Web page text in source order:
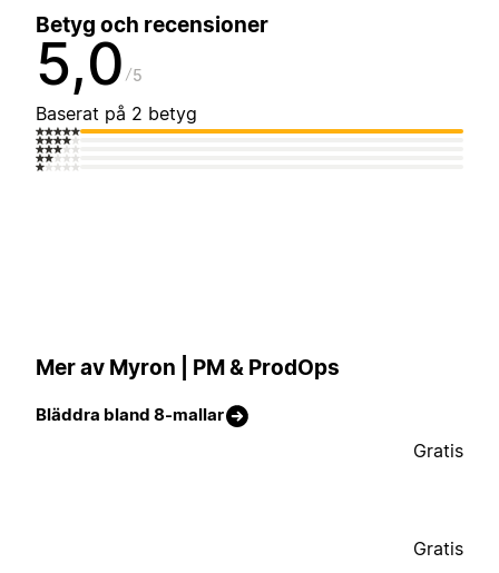
Betyg och recensioner
5,0 5
Baserat på 2 betyg
Mer av Myron | PM & ProdOps
Bläddra bland 8-mallar
Gratis
Gratis